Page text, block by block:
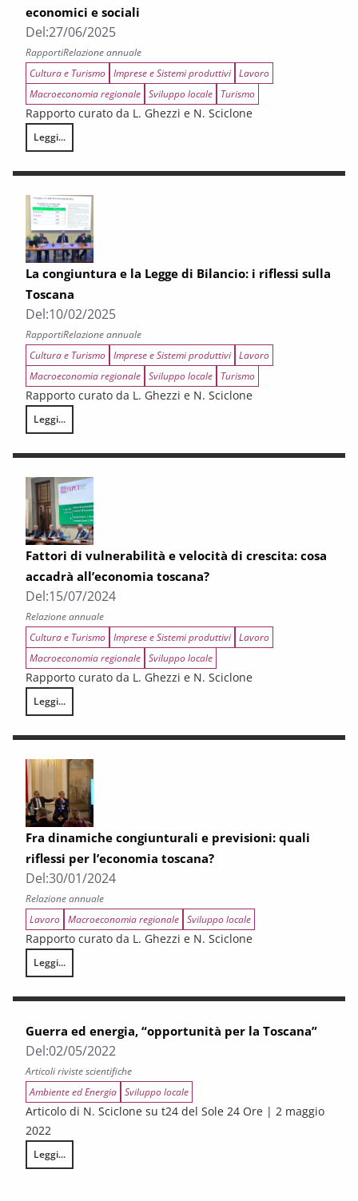
economici e sociali
Del:27/06/2025
RapportiRelazione annuale
Cultura e Turismo Imprese e Sistemi produttivi Lavoro
Macroeconomia regionale Sviluppo locale Turismo
Rapporto curato da L. Ghezzi e N. Sciclone
Leggi...
Dalla globalizzazione al protezionismo, i riflessi economici e sociali
La congiuntura e la Legge di Bilancio: i riflessi sulla
Toscana
Del:10/02/2025
RapportiRelazione annuale
Cultura e Turismo Imprese e Sistemi produttivi Lavoro
Macroeconomia regionale Sviluppo locale Turismo
Rapporto curato da L. Ghezzi e N. Sciclone
Leggi...
La congiuntura e la Legge di Bilancio: i riflessi sulla Toscana
Fattori di vulnerabilità e velocità di crescita: cosa
accadrà all’economia toscana?
Del:15/07/2024
Relazione annuale
Cultura e Turismo Imprese e Sistemi produttivi Lavoro
Macroeconomia regionale Sviluppo locale
Rapporto curato da L. Ghezzi e N. Sciclone
Leggi...
Fattori di vulnerabilità e velocità di crescita: cosa accadrà all’economia
Fra dinamiche congiunturali e previsioni: quali
riflessi per l’economia toscana?
Del:30/01/2024
Relazione annuale
Lavoro Macroeconomia regionale Sviluppo locale
Rapporto curato da L. Ghezzi e N. Sciclone
Leggi...
Fra dinamiche congiunturali e previsioni: quali riflessi per l’economia
Guerra ed energia, “opportunità per la Toscana”
Del:02/05/2022
Articoli riviste scientifiche
Ambiente ed Energia Sviluppo locale
Articolo di N. Sciclone su t24 del Sole 24 Ore | 2 maggio
2022
Leggi...
Guerra ed energia, “opportunità per la Toscana”